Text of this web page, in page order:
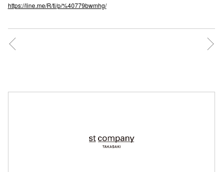
https://line.me/R/ti/p/%40779bwmhg/